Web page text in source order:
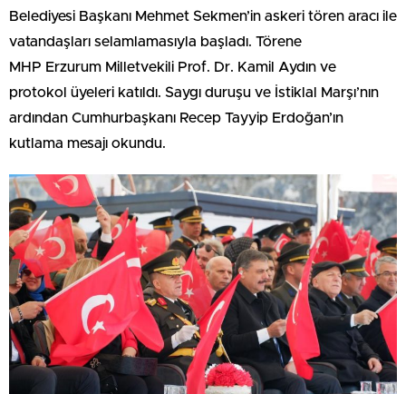
Belediyesi Başkanı Mehmet Sekmen’in askeri tören aracı ile
vatandaşları selamlamasıyla başladı. Törene
MHP Erzurum Milletvekili Prof. Dr. Kamil Aydın ve
protokol üyeleri katıldı. Saygı duruşu ve İstiklal Marşı’nın
ardından Cumhurbaşkanı Recep Tayyip Erdoğan’ın
kutlama mesajı okundu.